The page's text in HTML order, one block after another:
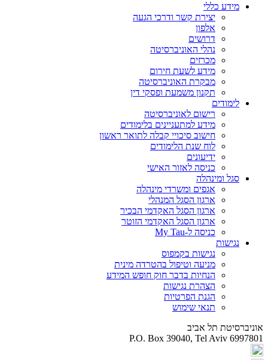
מידע כללי
יצירת קשר ודרכי הגעה
אלפון
דרושים
נהלי האוניברסיטה
מכרזים
מידע לשעת חירום
מבקרת האוניברסיטה
תקנון משמעת ופסקי דין
לימודים
רישום לאוניברסיטה
מידע למתעניינים בלימודים
חישוב סיכויי קבלה לתואר ראשון
לוח שנת הלימודים
ידיעונים
כניסה לאזור האישי
סגל ומינהלה
אגפים ומשרדי מינהלה
ארגון הסגל המנהלי
ארגון הסגל האקדמי הבכיר
ארגון הסגל האקדמי הזוטר
כניסה ל-My Tau
נגישות
נגישות בקמפוס
מניעה וטיפול בהטרדה מינית
הנחיות בדבר חוק חופש המידע
הצהרת נגישות
הגנת הפרטיות
תנאי שימוש
אוניברסיטת תל אביב
P.O. Box 39040, Tel Aviv 6997801